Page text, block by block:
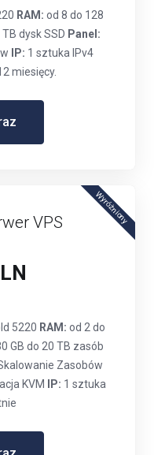
RAM: od 8 do 128
dysk SSD Panel:
IP: 1 sztuka IPv4
miesięcy.
Wyróżniony
VPS
5220 RAM: od 2 do
GB do 20 TB zasób
Zasobów
KVM IP: 1 sztuka